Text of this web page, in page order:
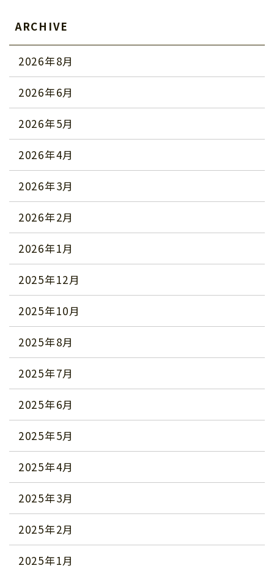
ARCHIVE
2026年8月
2026年6月
2026年5月
2026年4月
2026年3月
2026年2月
2026年1月
2025年12月
2025年10月
2025年8月
2025年7月
2025年6月
2025年5月
2025年4月
2025年3月
2025年2月
2025年1月